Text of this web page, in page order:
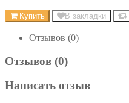
Купить В закладки
Отзывов (0)
Отзывов (0)
Написать отзыв